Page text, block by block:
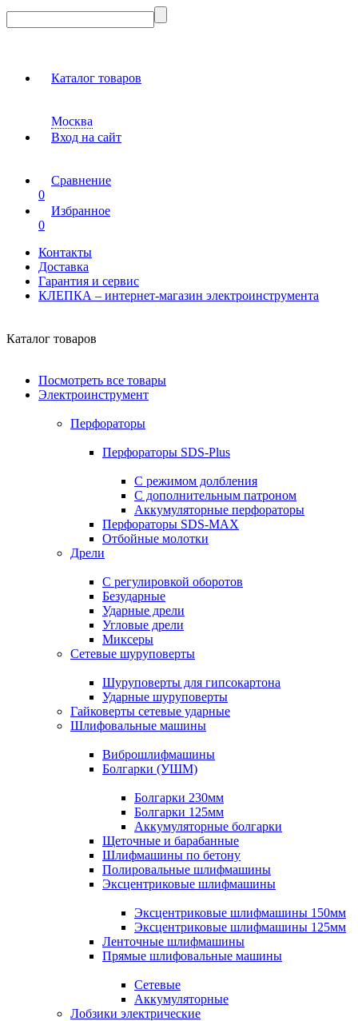
Каталог товаров
Москва
Вход на сайт
Сравнение
0
Избранное
0
Контакты
Доставка
Гарантия и сервис
КЛЕПКА – интернет-магазин электроинструмента
Каталог товаров
Посмотреть все товары
Электроинструмент
Перфораторы
Перфораторы SDS-Plus
С режимом долбления
С дополнительным патроном
Аккумуляторные перфораторы
Перфораторы SDS-MAX
Отбойные молотки
Дрели
С регулировкой оборотов
Безударные
Ударные дрели
Угловые дрели
Миксеры
Сетевые шуруповерты
Шуруповерты для гипсокартона
Ударные шуруповерты
Гайковерты сетевые ударные
Шлифовальные машины
Виброшлифмашины
Болгарки (УШМ)
Болгарки 230мм
Болгарки 125мм
Аккумуляторные болгарки
Щеточные и барабанные
Шлифмашины по бетону
Полировальные шлифмашины
Эксцентриковые шлифмашины
Эксцентриковые шлифмашины 150мм
Эксцентриковые шлифмашины 125мм
Ленточные шлифмашины
Прямые шлифовальные машины
Сетевые
Аккумуляторные
Лобзики электрические